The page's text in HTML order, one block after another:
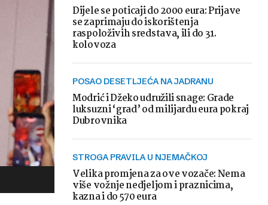
Dijele se poticaji do 2000 eura: Prijave
se zaprimaju do iskorištenja
raspoloživih sredstava, ili do 31.
kolovoza
POSAO DESETLJEĆA NA JADRANU
Modrić i Džeko udružili snage: Grade
luksuzni ‘grad’ od milijardu eura pokraj
Dubrovnika
STROGA PRAVILA U NJEMAČKOJ
Velika promjena za ove vozače: Nema
više vožnje nedjeljom i praznicima,
kazna i do 570 eura